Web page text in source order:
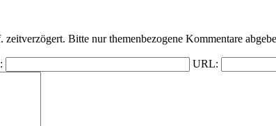
Bitte nur themenbezogene Kommentare
URL: